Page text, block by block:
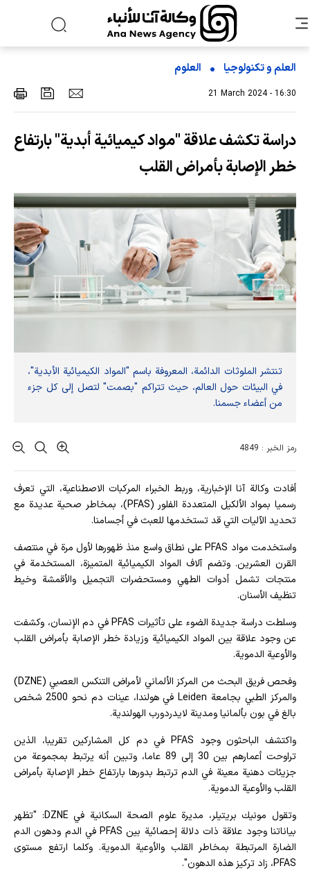
العلم و تکنولوجیا العلوم
21 March 2024 - 16:30
دراسة تكشف علاقة "مواد كيميائية أبدية" بارتفاع
خطر الإصابة بأمراض القلب
تنتشر الملوثات الدائمة، المعروفة باسم "المواد الكيميائية الأبدية"،
في البيئات حول العالم، حيث تتراكم "بصمت" لتصل إلى كل جزء
من أعضاء جسمنا.
رمز الخبر : 4849
أفادت وکالة آنا الإخباریة، وربط الخبراء المركبات الاصطناعية، التي تعرف
رسميا بمواد الألكيل المتعددة الفلور (PFAS)، بمخاطر صحية عديدة مع
تحديد الآليات التي قد تستخدمها للعبث في أجسامنا.
واستخدمت مواد PFAS على نطاق واسع منذ ظهورها لأول مرة في منتصف
القرن العشرين. وتضم آلاف المواد الكيميائية المتميزة، المستخدمة في
منتجات تشمل أدوات الطهي ومستحضرات التجميل والأقمشة وخيط
تنظيف الأسنان.
وسلطت دراسة جديدة الضوء على تأثيرات PFAS في دم الإنسان، وكشفت
عن وجود علاقة بين المواد الكيميائية وزيادة خطر الإصابة بأمراض القلب
والأوعية الدموية.
وفحص فريق البحث من المركز الألماني لأمراض التنكس العصبي (DZNE)
والمركز الطبي بجامعة Leiden في هولندا، عينات دم نحو 2500 شخص
بالغ في بون بألمانيا ومدينة لايدردورب الهولندية.
واكتشف الباحثون وجود PFAS في دم كل المشاركين تقريبا، الذين
تراوحت أعمارهم بين 30 إلى 89 عاما، وتبين أنه يرتبط بمجموعة من
جزيئات دهنية معينة في الدم ترتبط بدورها بارتفاع خطر الإصابة بأمراض
القلب والأوعية الدموية.
وتقول مونيك بريتيلر، مديرة علوم الصحة السكانية في DZNE: "تظهر
بياناتنا وجود علاقة ذات دلالة إحصائية بين PFAS في الدم ودهون الدم
الضارة المرتبطة بمخاطر القلب والأوعية الدموية. وكلما ارتفع مستوى
PFAS، زاد تركيز هذه الدهون".